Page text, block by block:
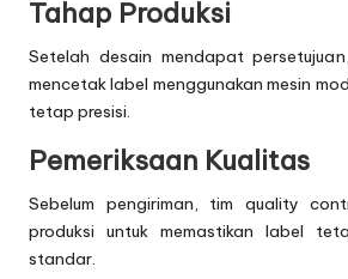
Tahap Produksi
Setelah desain mendapat
mencetak label menggunakan mesin
tetap presisi.
Pemeriksaan Kualitas
Sebelum pengiriman, tim quality
produksi untuk memastikan label
standar.